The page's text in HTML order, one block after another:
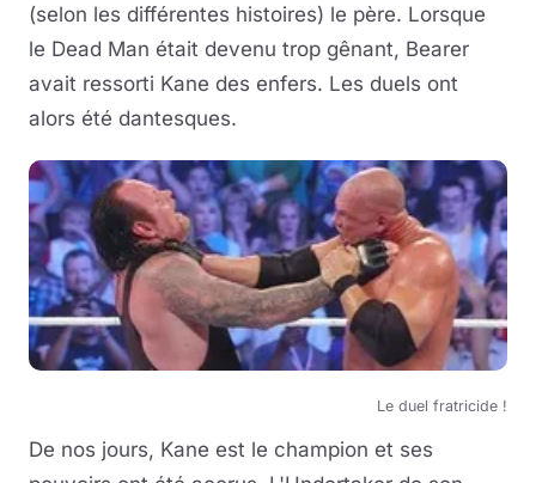
(selon les différentes histoires) le père. Lorsque
le Dead Man était devenu trop gênant, Bearer
avait ressorti Kane des enfers. Les duels ont
alors été dantesques.
Le duel fratricide !
De nos jours, Kane est le champion et ses